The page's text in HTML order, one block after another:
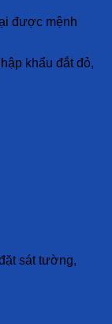
được mệnh
khẩu đắt đỏ,
sát tường,